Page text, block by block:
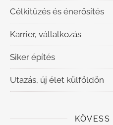
Célkitűzés és énerősítés
Karrier, vállalkozás
Siker építés
Utazás, új élet külföldön